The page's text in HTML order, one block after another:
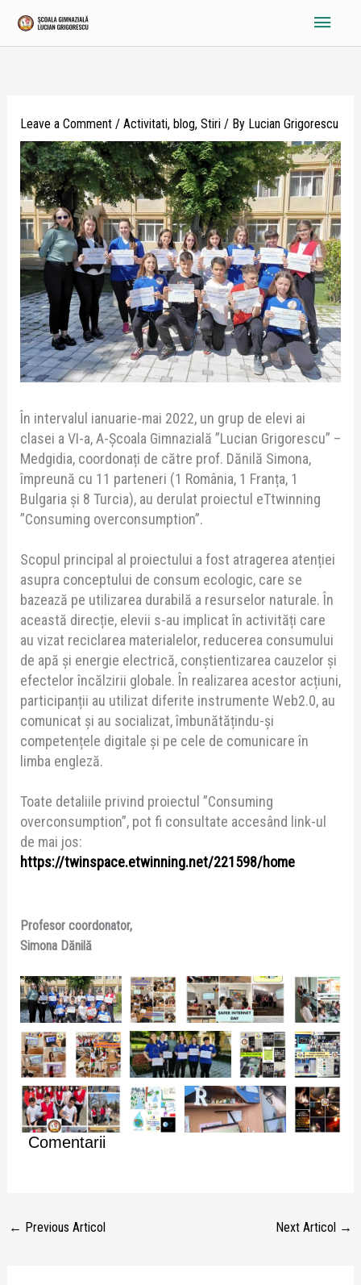
content
Main
Leave a Comment / Activitati, blog, Stiri/ By Lucian Grigorescu
În intervalul ianuarie-mai 2022, un grup de elevi ai
clasei a VI-a, A-Școala Gimnazială ”Lucian Grigorescu” –
Medgidia, coordonați de către prof. Dănilă Simona,
împreună cu 11 parteneri (1 România, 1 Franța, 1
Bulgaria și 8 Turcia), au derulat proiectul eTtwinning
”Consuming overconsumption”.
Scopul principal al proiectului a fost atragerea atenției
asupra conceptului de consum ecologic, care se
bazează pe utilizarea durabilă a resurselor naturale. În
această direcție, elevii s-au implicat în activități care
au vizat reciclarea materialelor, reducerea consumului
de apă și energie electrică, conștientizarea cauzelor și
efectelor încălzirii globale. În realizarea acestor acțiuni,
participanții au utilizat diferite instrumente Web2.0, au
comunicat și au socializat, îmbunătățindu-și
competențele digitale și pe cele de comunicare în
limba engleză.
Toate detaliile privind proiectul ”Consuming
overconsumption”, pot fi consultate accesând link-ul
de mai jos:
https://twinspace.etwinning.net/221598/home
Profesor coordonator,
Simona Dănilă
Comentarii
← Previous Articol Next Articol →